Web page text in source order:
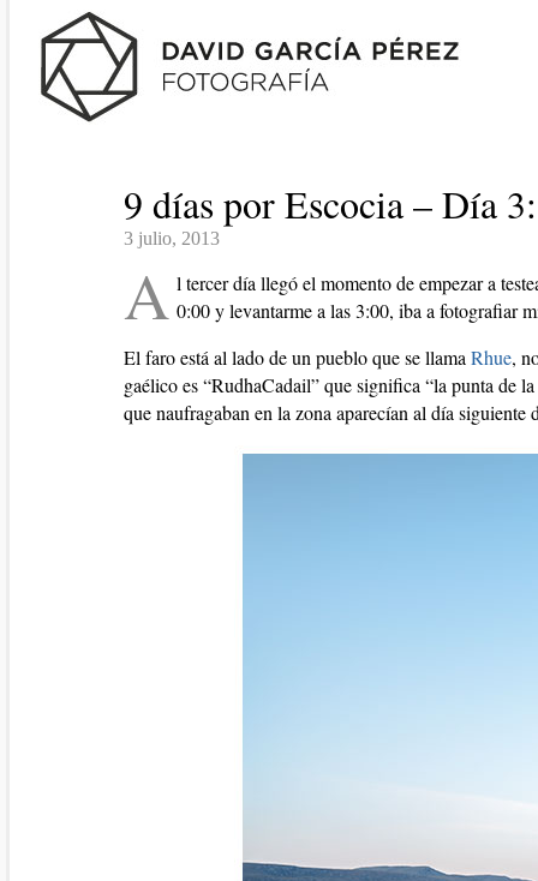
9 días por Escocia – Día
3 julio, 2013
A l tercer día llegó el momento de empezar a
0:00 y levantarme a las 3:00, iba a fotografiar
El faro está al lado de un pueblo que se llamaRhue,
gaélico es “RudhaCadail” que significa “la punta de
que naufragaban en la zona aparecían al día